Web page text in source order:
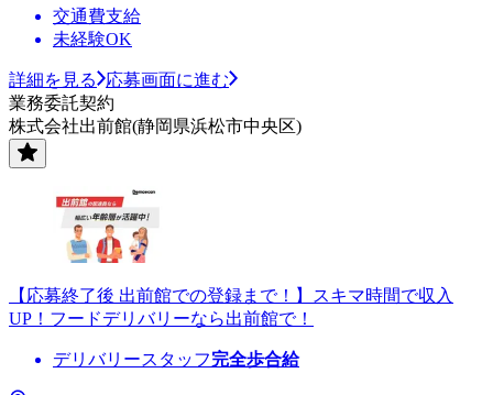
交通費支給
未経験OK
詳細を見る
応募画面に進む
業務委託契約
株式会社出前館(静岡県浜松市中央区)
【応募終了後 出前館での登録まで！】スキマ時間で収入
UP！フードデリバリーなら出前館で！
デリバリースタッフ完全歩合給